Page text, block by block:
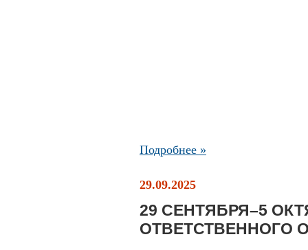
Подробнее »
29.09.2025
29 СЕНТЯБРЯ–5
ОТВЕТСТВЕННОГО